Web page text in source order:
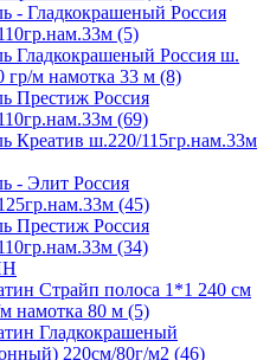
- Гладкокрашеный Россия
(5)
Гладкокрашеный Россия ш.
гр/м намотка 33 м (8)
Престиж Россия
(69)
Креатив ш.220/115гр.нам.33м
- Элит Россия
(45)
Престиж Россия
(34)
Страйп полоса 1*1 240 см
намотка 80 м (5)
Гладкокрашеный
220см/80г/м2 (46)